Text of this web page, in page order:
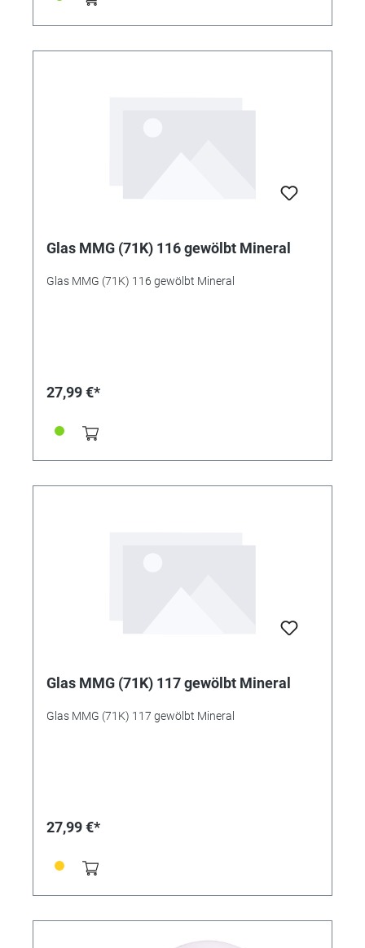
Glas MMG (71K) 116 gewölbt Mineral
Glas MMG (71K) 116 gewölbt Mineral
27,99 €*
Glas MMG (71K) 117 gewölbt Mineral
Glas MMG (71K) 117 gewölbt Mineral
27,99 €*